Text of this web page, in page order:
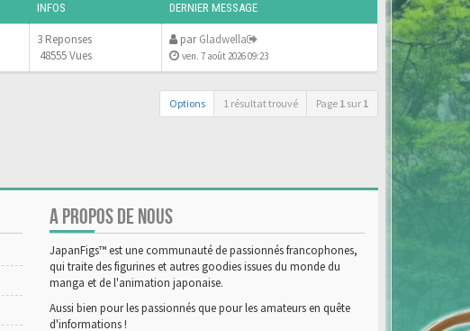
INFOS DERNIER MESSAGE
3 Reponses
48555 Vues
parGladwella
ven. 7 août 2026 09:23
Options 1 résultat trouvé Page 1 sur 1
A PROPOS DE NOUS
JapanFigs™ est une communauté de passionnés francophones,
qui traite des figurines et autres goodies issues du monde du
manga et de l'animation japonaise.
Aussi bien pour les passionnés que pour les amateurs en quête
d'informations !